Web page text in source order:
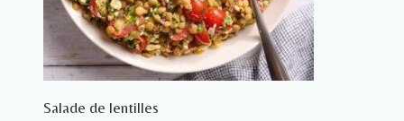
Salade de lentilles